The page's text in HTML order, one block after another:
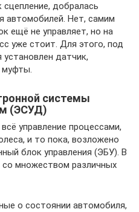
сцепление, добралась
автомобилей. Нет, самим
ещё не управляет, но на
уже стоит. Для этого, под
датчик,
системы
(ЭСУД)
управление процессами,
и то пока, возложено
блок управления (ЭБУ). В
со множеством различных
о состоянии автомобиля,